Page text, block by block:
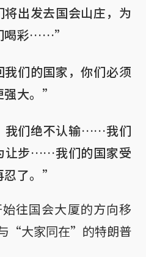
出发去国会山庄，为
喝彩……”
我们的国家，你们必须
大。”
我们绝不认输……我们
让步……我们的国家受
了。”
往国会大厦的方向移
“大家同在”的特朗普